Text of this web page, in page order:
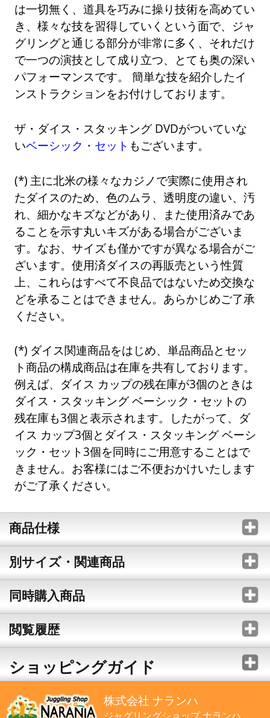
は一切無く、道具を巧みに操り技術を高めてい
き、様々な技を習得していくという面で、ジャ
グリングと通じる部分が非常に多く、それだけ
で一つの演技として成り立つ、とても奥の深い
パフォーマンスです。 簡単な技を紹介したイ
ンストラクションをお付けしております。
ザ・ダイス・スタッキング DVDがついていな
いベーシック・セット もございます。
主に北米の様々なカジノで実際に使用され
たダイスのため、色のムラ、透明度の違い、汚
れ、細かなキズなどがあり、また使用済みであ
ることを示す丸いキズがある場合がございま
す。なお、サイズも僅かですが異なる場合がご
ざいます。使用済ダイスの再販売という性質
上、これらはすべて不良品ではないため交換な
どを承ることはできません。あらかじめご了承
ください。
ダイス関連商品をはじめ、単品商品とセッ
ト商品の構成商品は在庫を共有しております。
例えば、ダイス カップの残在庫が3個のときは
ダイス・スタッキング ベーシック・セットの
残在庫も3個と表示されます。したがって、ダ
イス カップ3個とダイス・スタッキング ベーシ
ック・セット3個を同時にご用意することはで
きません。お客様にはご不便おかけいたします
がご了承ください。
商品仕様
別サイズ・関連商品
同時購入商品
閲覧履歴
ショッピングガイド
株式会社 ナランハ